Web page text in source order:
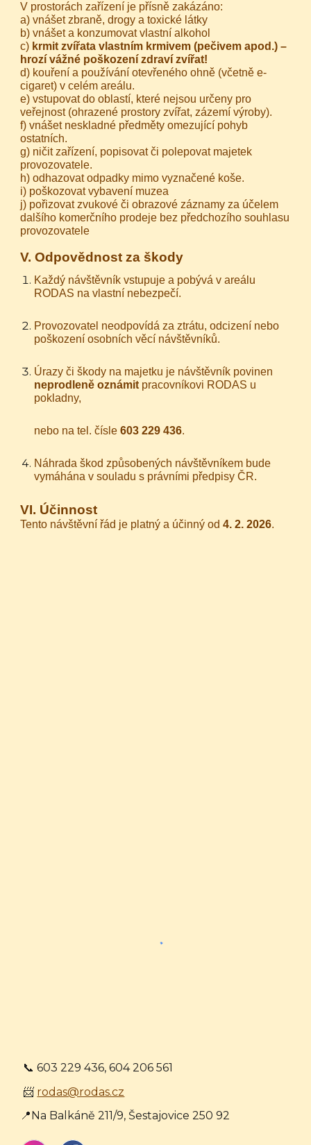
V prostorách zařízení je přísně zakázáno:
a) vnášet zbraně, drogy a toxické látky
b) vnášet a konzumovat vlastní alkohol
c) krmit zvířata vlastním krmivem (pečivem apod.) –
hrozí vážné poškození zdraví zvířat!
d) kouření a používání otevřeného ohně (včetně e-
cigaret) v celém areálu.
e) vstupovat do oblastí, které nejsou určeny pro
veřejnost (ohrazené prostory zvířat, zázemí výroby).
f) vnášet neskladné předměty omezující pohyb
ostatních.
g) ničit zařízení, popisovat či polepovat majetek
provozovatele.
h) odhazovat odpadky mimo vyznačené koše.
i) poškozovat vybavení muzea
j) pořizovat zvukové či obrazové záznamy za účelem
dalšího komerčního prodeje bez předchozího souhlasu
provozovatele
V. Odpovědnost za škody
Každý návštěvník vstupuje a pobývá v areálu
RODAS na vlastní nebezpečí.
Provozovatel neodpovídá za ztrátu, odcizení nebo
poškození osobních věcí návštěvníků.
Úrazy či škody na majetku je návštěvník povinen
neprodleně oznámit pracovníkovi RODAS u
pokladny,
nebo na tel. čísle603 229 436.
Náhrada škod způsobených návštěvníkem bude
vymáhána v souladu s právními předpisy ČR.
VI. Účinnost
Tento návštěvní řád je platný a účinný od4. 2. 2026.
📞 603 229 436, 604 206 561
📨 rodas@rodas.cz
📍Na Balkáně 211/9, Šestajovice 250 92